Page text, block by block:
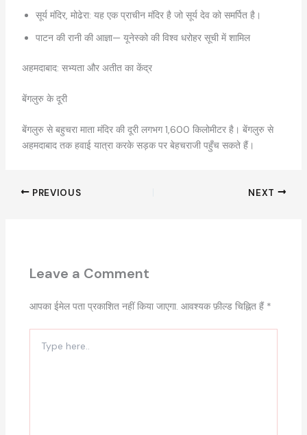
सूर्य मंदिर, मोढेरा: यह एक प्राचीन मंदिर है जो सूर्य देव को समर्पित है।
पाटन की रानी की आज्ञा— यूनेस्को की विश्व धरोहर सूची में शामिल
अहमदाबाद: सभ्यता और अतीत का केंद्र
बेंगलुरु के दूरी
बेंगलुरु से बहुचरा माता मंदिर की दूरी लगभग 1,600 किलोमीटर है। बेंगलुरु से
अहमदाबाद तक हवाई यात्रा करके सड़क पर बेहचराजी पहुँच सकते हैं।
PREVIOUS NEXT
Leave a Comment
आपका ईमेल पता प्रकाशित नहीं किया जाएगा. आवश्यक फ़ील्ड चिह्नित हैं *
here..